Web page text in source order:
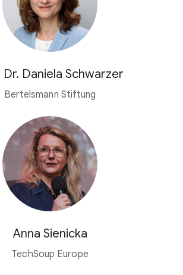
Daniela Schwarzer
Bertelsmann Stiftung
Anna Sienicka
TechSoup Europe